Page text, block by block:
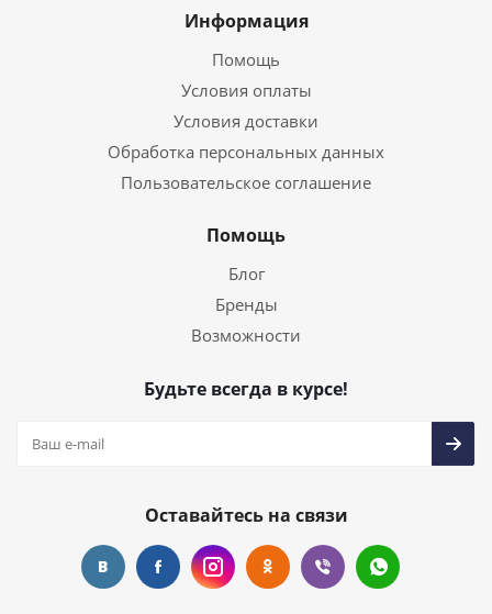
Информация
Помощь
Условия оплаты
Условия доставки
Обработка персональных данных
Пользовательское соглашение
Помощь
Блог
Бренды
Возможности
Будьте всегда в курсе!
Оставайтесь на связи